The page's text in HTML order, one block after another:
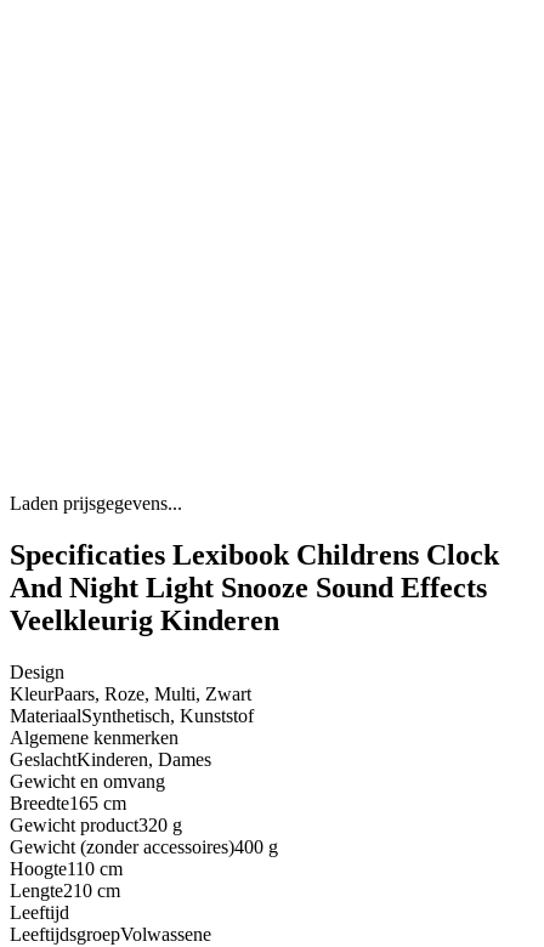
Laden prijsgegevens...
Specificaties Lexibook Childrens Clock
And Night Light Snooze Sound Effects
Veelkleurig Kinderen
Design
KleurPaars, Roze, Multi, Zwart
MateriaalSynthetisch, Kunststof
Algemene kenmerken
GeslachtKinderen, Dames
Gewicht en omvang
Breedte165 cm
Gewicht product320 g
Gewicht (zonder accessoires)400 g
Hoogte110 cm
Lengte210 cm
Leeftijd
LeeftijdsgroepVolwassene